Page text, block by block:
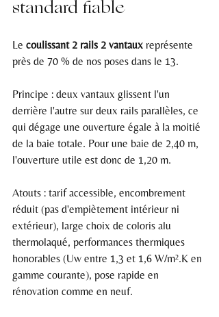
standard fiable
Le coulissant 2 rails 2 vantaux représente
près de 70 % de nos poses dans le 13.
Principe : deux vantaux glissent l'un
derrière l'autre sur deux rails parallèles, ce
qui dégage une ouverture égale à la moitié
de la baie totale. Pour une baie de 2,40 m,
l'ouverture utile est donc de 1,20 m.
Atouts : tarif accessible, encombrement
réduit (pas d'empiètement intérieur ni
extérieur), large choix de coloris alu
thermolaqué, performances thermiques
honorables (Uw entre 1,3 et 1,6 W/m².K en
gamme courante), pose rapide en
rénovation comme en neuf.